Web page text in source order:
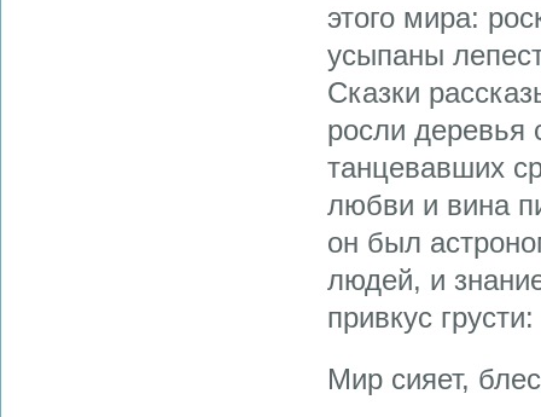
этого мира:
усыпаны
Сказки
росли деревья
танцевавших
любви и вина
он был
людей, и
привкус грусти:
Мир сияет,